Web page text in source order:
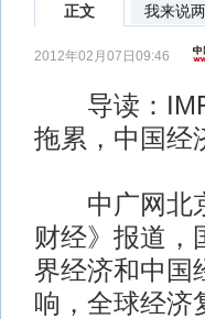
正文 我来说
2012年02月07日09:46
导读：IMF
拖累，中国经
中广网北京
财经》报道，
界经济和中国
响，全球经济